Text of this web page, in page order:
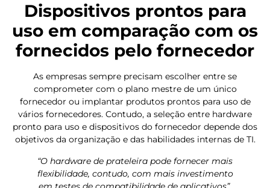
Dispositivos prontos para
uso em comparação com os
fornecidos pelo fornecedor
As empresas sempre precisam escolher entre se
comprometer com o plano mestre de um único
fornecedor ou implantar produtos prontos para uso de
vários fornecedores. Contudo, a seleção entre hardware
pronto para uso e dispositivos do fornecedor depende dos
objetivos da organização e das habilidades internas de TI.
“O hardware de prateleira pode fornecer mais
flexibilidade, contudo, com mais investimento